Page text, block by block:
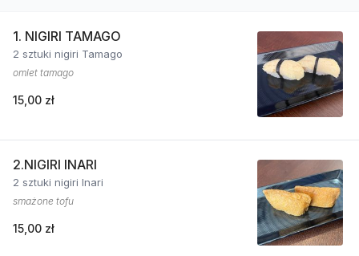
1. NIGIRI TAMAGO
2 sztuki nigiri Tamago
omlet tamago
15,00 zł
2.NIGIRI INARI
2 sztuki nigiri Inari
smażone tofu
15,00 zł